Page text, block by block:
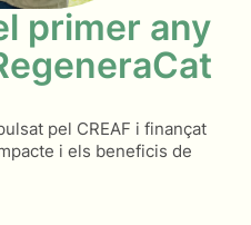
primer any
pel CREAF i finançat
i els beneficis de